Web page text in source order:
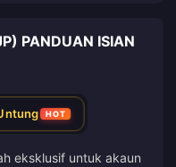
PANDUAN ISIAN
HOT
eksklusif untuk akaun